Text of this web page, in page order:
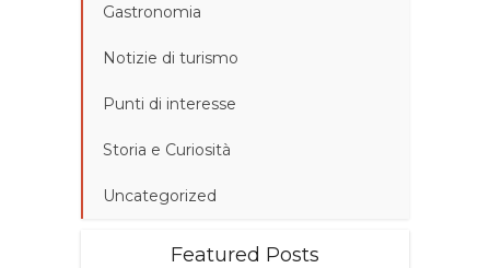
Gastronomia
Notizie di turismo
Punti di interesse
Storia e Curiosità
Uncategorized
Featured Posts